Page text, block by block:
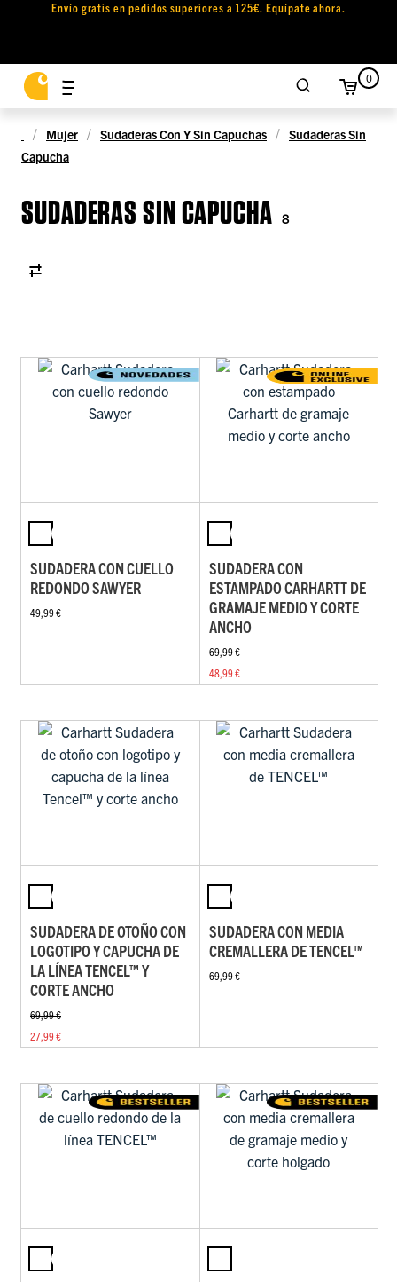
Envío gratis en pedidos superiores a 125€. Equípate ahora.
0
Mujer Sudaderas Con Y Sin Capuchas
Sudaderas Sin
Capucha
SUDADERAS SIN CAPUCHA 8
SUDADERA CON CUELLO
REDONDO SAWYER
49,99 €
SUDADERA CON
ESTAMPADO CARHARTT DE
GRAMAJE MEDIO Y CORTE
ANCHO
69,99 €
48,99 €
SUDADERA DE OTOÑO CON
LOGOTIPO Y CAPUCHA DE
LA LÍNEA TENCEL™ Y
CORTE ANCHO
69,99 €
27,99 €
SUDADERA CON MEDIA
CREMALLERA DE TENCEL™
69,99 €